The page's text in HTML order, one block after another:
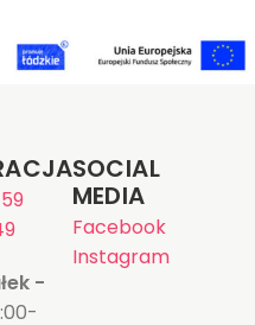
-
SOCIAL
MEDIA
Facebook
Instagram